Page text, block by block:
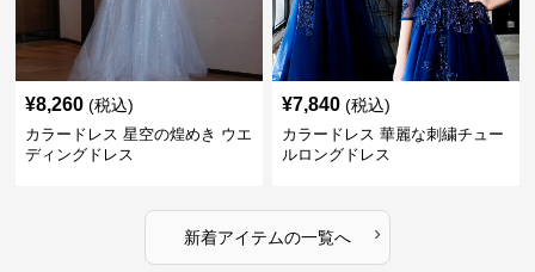
¥8,260 (税込)
カラードレス 星空の煌めき ウエ
ディングドレス
¥7,840 (税込)
カラードレス 華麗な刺繍チュー
ルロングドレス
新着アイテムの一覧へ ›